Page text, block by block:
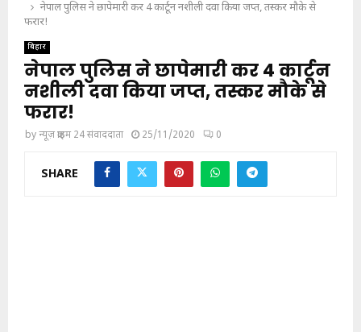
नेपाल पुलिस ने छापेमारी कर 4 कार्टून नशीली दवा किया जप्त, तस्कर मौके से
फरार!
बिहार
नेपाल पुलिस ने छापेमारी कर 4 कार्टून
नशीली दवा किया जप्त, तस्कर मौके से
फरार!
byन्यूज़ क्राइम 24 संवाददाता 25/11/2020 0
SHARE